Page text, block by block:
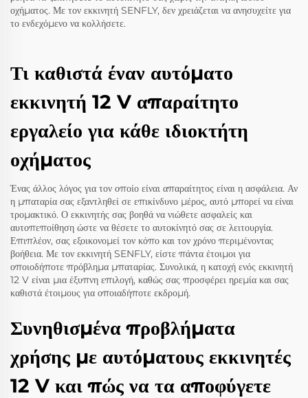
οχήματος. Με τον εκκινητή SENFLY, δεν χρειάζεται να ανησυχείτε για
το ενδεχόμενο να κολλήσετε.
Τι καθιστά έναν αυτόματο
εκκινητή 12 V απαραίτητο
εργαλείο για κάθε ιδιοκτήτη
οχήματος
Ένας άλλος λόγος για τον οποίο είναι απαραίτητος είναι η ασφάλεια. Αν
η μπαταρία σας εξαντληθεί σε επικίνδυνο μέρος, αυτό μπορεί να είναι
τρομακτικό. Ο εκκινητής σας βοηθά να νιώθετε ασφαλείς και
αυτοπεποίθηση ώστε να θέσετε το αυτοκίνητό σας σε λειτουργία.
Επιπλέον, σας εξοικονομεί τον κόπο και τον χρόνο περιμένοντας
βοήθεια. Με τον εκκινητή SENFLY, είστε πάντα έτοιμοι για
οποιοδήποτε πρόβλημα μπαταρίας. Συνολικά, η κατοχή ενός εκκινητή
12 V είναι μια έξυπνη επιλογή, καθώς σας προσφέρει ηρεμία και σας
καθιστά έτοιμους για οποιαδήποτε εκδρομή.
Συνηθισμένα προβλήματα
χρήσης με αυτόματους εκκινητές
12 V και πώς να τα αποφύγετε